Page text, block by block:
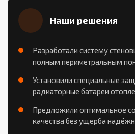
Наши решения
Разработали систему
полным периметральным
Установили специальные
радиаторные батареи
Предложили оптимальное
качества без ущерба